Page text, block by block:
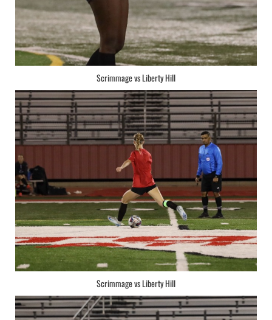
Scrimmage vs Liberty Hill
Scrimmage vs Liberty Hill